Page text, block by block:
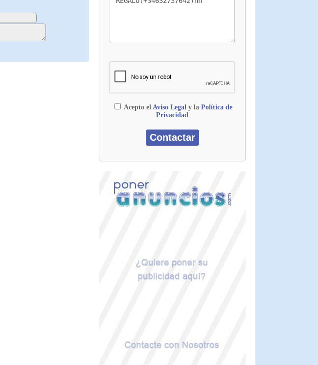
Acepto el Aviso Legaly la Política de
Privacidad